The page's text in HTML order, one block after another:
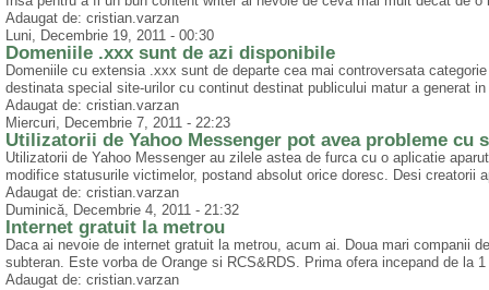
Adaugat de: cristian.varzan
Luni, Decembrie 19, 2011 - 00:30
Domeniile .xxx sunt de azi disponibile
Domeniile cu extensia .xxx sunt de departe cea mai controversata
destinata special site-urilor cu continut destinat publicului matur a generat
Adaugat de: cristian.varzan
Miercuri, Decembrie 7, 2011 - 22:23
Utilizatorii de Yahoo Messenger pot avea probleme cu
Utilizatorii de Yahoo Messenger au zilele astea de furca cu o aplicatie
modifice statusurile victimelor, postand absolut orice doresc. Desi creatorii
Adaugat de: cristian.varzan
Duminică, Decembrie 4, 2011 - 21:32
Internet gratuit la metrou
Daca ai nevoie de internet gratuit la metrou, acum ai. Doua mari companii
subteran. Este vorba de Orange si RCS&RDS. Prima ofera incepand de la
Adaugat de: cristian.varzan